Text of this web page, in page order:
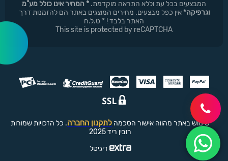
המבצעים בכל עת וללא התראה מוקדמת. * המחיר אינו כולל מע"מ
וגרפיקה* אין כפל מבצעים. מחירים המוצגים באתר הם להזמנות דרך
האתר בלבד ! * ט.ל.ח
This site is protected by reCAPTCHA
שימוש באתר מהווה אישור הסכמה לתקנון החברה. כל הזכויות שמורות
רובין ריד 2025
דיגיטל